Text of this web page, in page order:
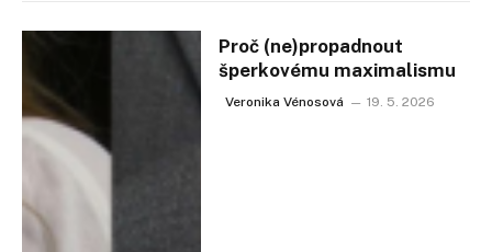
Proč (ne)propadnout
šperkovému maximalismu
Veronika Vénosová 19. 5. 2026